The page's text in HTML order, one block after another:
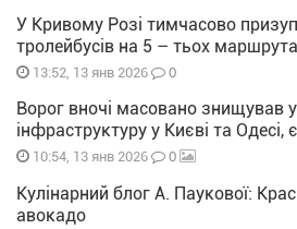
У Кривому Розі тимчасово
тролейбусів на 5 – тьох
13:52, 13 янв 2026 0
Ворог вночі масовано знищував
інфраструктуру у Києві та Одесі,
10:54, 13 янв 2026 0
Кулінарний блог А. Паукової:
авокадо